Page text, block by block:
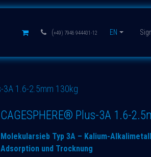
(+49) 7946 944401-12 EN
3A 1.6-2.5mm 130kg
CAGESPHERE® Plus-3A 1.6-
Molekularsieb Typ 3A – Kalium-
Adsorption und Trocknung